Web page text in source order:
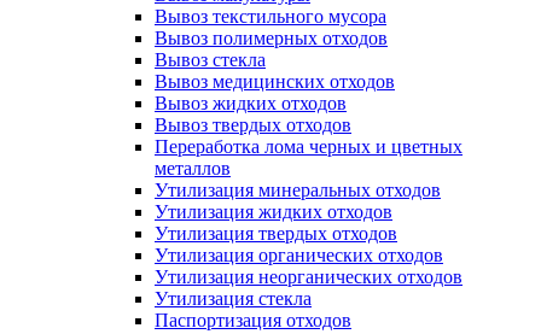
Вывоз текстильного мусора
Вывоз полимерных отходов
Вывоз стекла
Вывоз медицинских отходов
Вывоз жидких отходов
Вывоз твердых отходов
Переработка лома черных и цветных
металлов
Утилизация минеральных отходов
Утилизация жидких отходов
Утилизация твердых отходов
Утилизация органических отходов
Утилизация неорганических отходов
Утилизация стекла
Паспортизация отходов